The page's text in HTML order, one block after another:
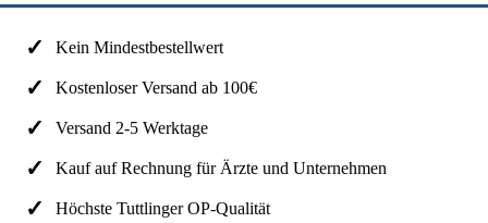
Kein Mindestbestellwert
Kostenloser Versand ab 100€
Versand 2-5 Werktage
Kauf auf Rechnung für Ärzte und Unternehmen
Höchste Tuttlinger OP-Qualität